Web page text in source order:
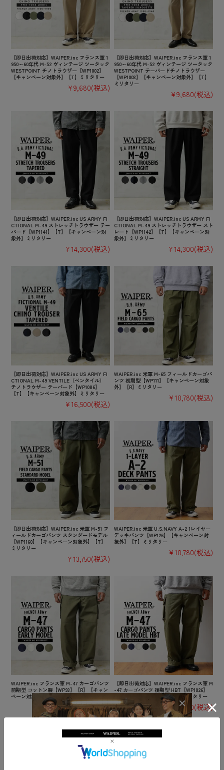
【即日出荷対応】WAIPER.inc フランス軍 1
950～60年代 M-52 ヴィンテージ ツータック
WESTPOINT チノトラウザー【WP1002】
【キャンペーン対象外】【T】ミリタリー
¥9,680(税込)
【即日出荷対応】WAIPER.inc フランス軍 1
950～60年代 M-52 ヴィンテージ ツータック
WESTPOINT テーパードチノトラウザー
【WP1003】【キャンペーン対象外】【T】
ミリタリー
¥9,680(税込)
【即日出荷対応】WAIPER.inc US ARMY FI
CTIONAL M-49 ストレッチトラウザー テー
パード【WP1141】【T】【キャンペーン対
象外】ミリタリー
¥14,300(税込)
【即日出荷対応】WAIPER.inc US ARMY FI
CTIONAL M-49 ストレッチトラウザー スト
レート【WP1142】【T】【キャンペーン対
象外】ミリタリー
¥14,300(税込)
【即日出荷対応】WAIPER.inc US ARMY FI
CTIONAL M-49 VENTILE（ベンタイル）
チノトラウザー テーパード【WP1086】
【T】【キャンペーン対象外】ミリタリー
¥16,500(税込)
WAIPER.inc 米軍 M-65 フィールドカーゴパ
ンツ 初期型【WP111】【キャンペーン対象
外】【R】ミリタリー
¥10,780(税込)
【即日出荷対応】WAIPER.inc 米軍 M-51 フ
ィールドカーゴパンツ スタンダードモデル
【WP1160】【キャンペーン対象外】【T】
ミリタリー
¥13,750(税込)
WAIPER.inc 米軍 U.S.NAVY A-2 1レイヤー
デッキパンツ【WP126】【キャンペーン対
象外】【T】ミリタリー
¥10,780(税込)
WAIPER.inc フランス軍 M-47 カーゴパンツ
前期型 コットン製【WP93】【R】【キャン
ペーン対象外】ミリタリー
¥10,780(税込)
【即日出荷対応】WAIPER.inc フランス軍 M
-47 カーゴパンツ 後期型 HBT【WP1026】
【T】【キャンペーン対象外】ミリタリー
¥10,780(税込)